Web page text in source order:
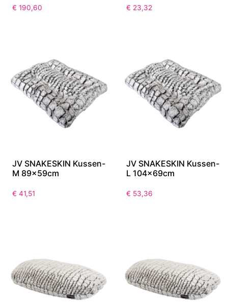
€ 190,60 € 23,32
JV SNAKESKIN Kussen-
M 89x59cm
€ 41,51
JV SNAKESKIN Kussen-
L 104x69cm
€ 53,36